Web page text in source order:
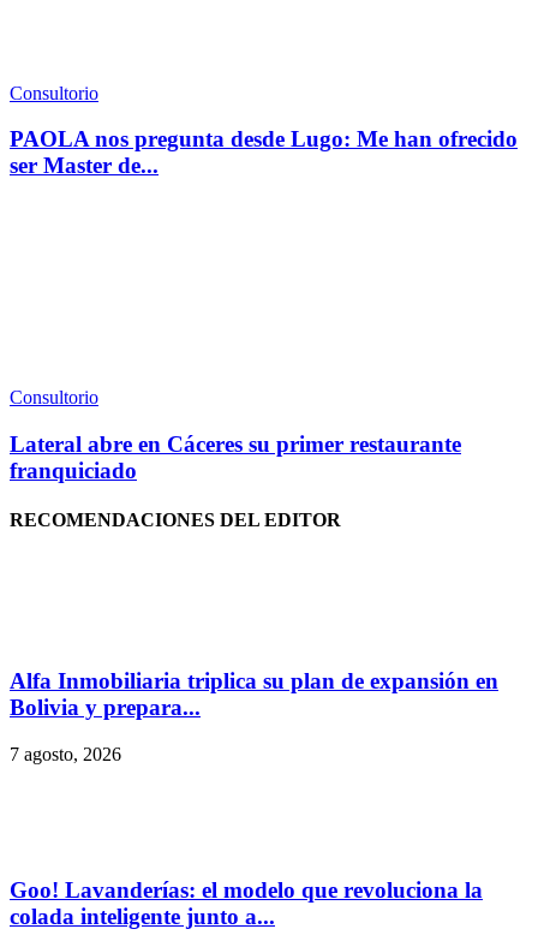
Consultorio
PAOLA nos pregunta desde Lugo: Me han ofrecido
ser Master de...
Consultorio
Lateral abre en Cáceres su primer restaurante
franquiciado
RECOMENDACIONES DEL EDITOR
Alfa Inmobiliaria triplica su plan de expansión en
Bolivia y prepara...
7 agosto, 2026
Goo! Lavanderías: el modelo que revoluciona la
colada inteligente junto a...